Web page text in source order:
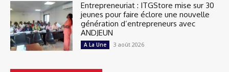
Entrepreneuriat : ITGStore mise sur 30
jeunes pour faire éclore une nouvelle
génération d’entrepreneurs avec
ANDJEUN
A La Une 3 août 2026